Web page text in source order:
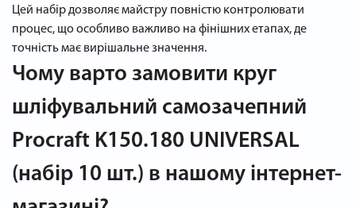
Цей набір дозволяє майстру повністю контролювати
процес, що особливо важливо на фінішних етапах, де
точність має вирішальне значення.
Чому варто замовити круг
шліфувальний самозачепний
Procraft K150.180 UNIVERSAL
(набір 10 шт.) в нашому інтернет-